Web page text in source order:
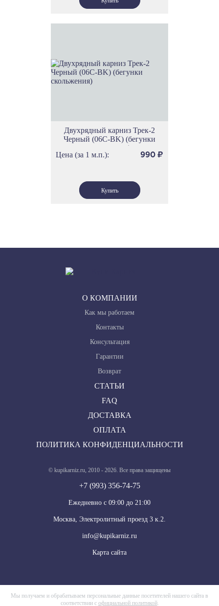
Двухрядный карниз Трек-2
Черный (06С-BK) (бегунки
скольжения)
Цена (за 1 м.п.):
990 ₽
О КОМПАНИИ
Как мы работаем
Контакты
Консультация
Гарантии
Возврат
СТАТЬИ
FAQ
ДОСТАВКА
ОПЛАТА
ПОЛИТИКА КОНФИДЕНЦИАЛЬНОСТИ
© kupikarniz.ru, 2010 - 2026. Все права защищены
+7 (993) 356-74-75
Eжедневно с 09:00 до 21:00
Москва, Электролитный проезд 3 к.2.
info@kupikarniz.ru
Карта сайта
Мы получаем и обрабатываем персональные данные посетителей нашего сайта в
соответствии с официальной политикой.